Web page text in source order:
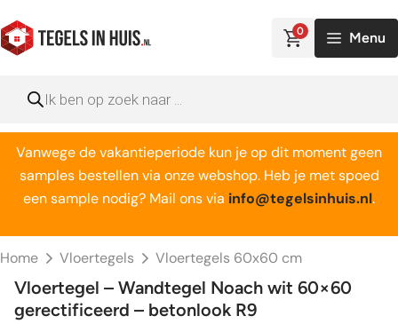
naar
de
0 Menu
zoeken
Vanwege de vakantieperiode kun je op dit moment geen
samples bestellen via onze webshop. Heb je met spoed
een sample nodig? Mail ons via info@tegelsinhuis.nl.
Home Vloertegels Vloertegels 60x60 cm
Vloertegel – Wandtegel Noach wit 60×60
gerectificeerd – betonlook R9